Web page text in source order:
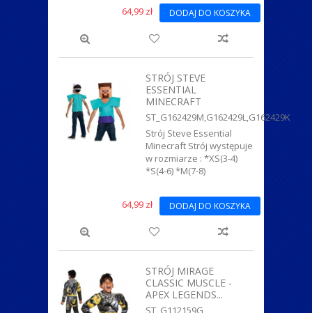
64,99 zł DODAJ DO KOSZYKA
STRÓJ STEVE
ESSENTIAL
MINECRAFT
ST_G162429M,G162429L,G162429K
Strój Steve Essential
Minecraft Strój występuje
w rozmiarze : *XS(3-4)
*S(4-6) *M(7-8)
64,99 zł DODAJ DO KOSZYKA
STRÓJ MIRAGE
CLASSIC MUSCLE -
APEX LEGENDS...
ST_G112159G